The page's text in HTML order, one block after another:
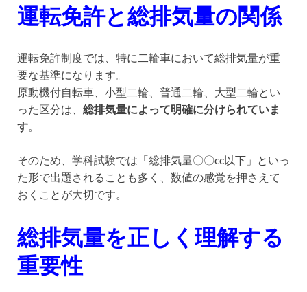
運転免許と総排気量の関係
運転免許制度では、特に二輪車において総排気量が重
要な基準になります。
原動機付自転車、小型二輪、普通二輪、大型二輪とい
った区分は、 総排気量によって明確に分けられていま
す。
そのため、学科試験では「総排気量〇〇cc以下」といっ
た形で出題されることも多く、数値の感覚を押さえて
おくことが大切です。
総排気量を正しく理解する
重要性